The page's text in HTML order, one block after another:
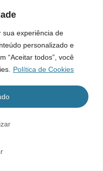
sua experiência de
personalizado e
“Aceitar todos”, você
Política de Cookies